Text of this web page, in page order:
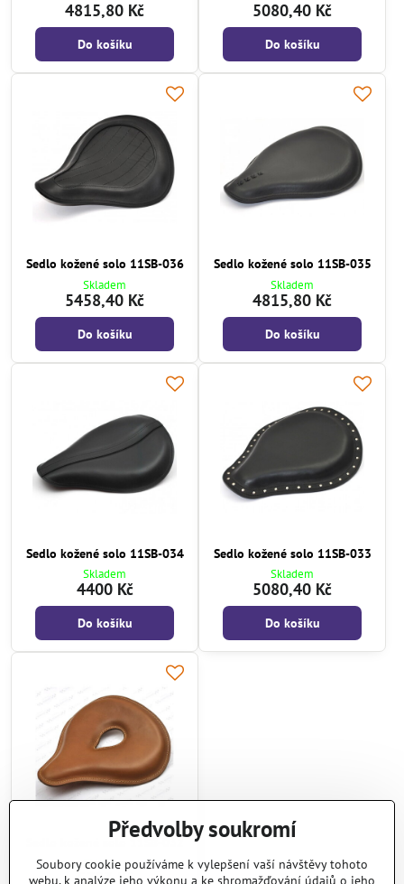
4815,80 Kč
Do košíku
5080,40 Kč
Do košíku
Sedlo kožené solo 11SB-036
Skladem
5458,40 Kč
Do košíku
Sedlo kožené solo 11SB-035
Skladem
4815,80 Kč
Do košíku
Sedlo kožené solo 11SB-034
Skladem
4400 Kč
Do košíku
Sedlo kožené solo 11SB-033
Skladem
5080,40 Kč
Do košíku
Sedlo kožené solo 11SB-032
Skladem
5723 Kč
Předvolby soukromí
Soubory cookie používáme k vylepšení vaší návštěvy tohoto
webu, k analýze jeho výkonu a ke shromažďování údajů o jeho